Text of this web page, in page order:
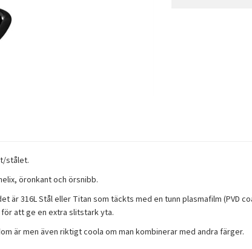
stålet.
öronkant och örsnibb.
316L Stål eller Titan som täckts med en tunn plasmafilm (PVD
att ge en extra slitstark yta.
är men även riktigt coola om man kombinerar med andra färger.